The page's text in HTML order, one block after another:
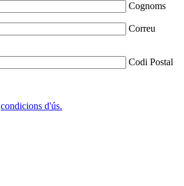
Cognoms
Correu
Codi Postal
condicions d'ús.